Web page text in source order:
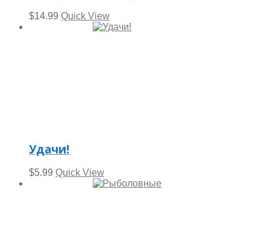
$14.99 Quick View
Удачи!
$5.99 Quick View